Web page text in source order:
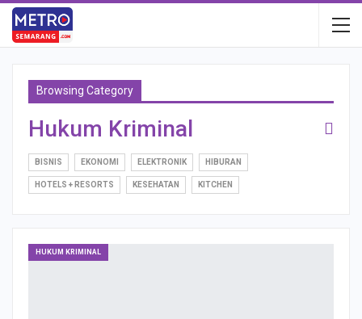
Browsing Category
Hukum Kriminal
BISNIS EKONOMI ELEKTRONIK HIBURAN
HOTELS + RESORTS KESEHATAN KITCHEN
HUKUM KRIMINAL